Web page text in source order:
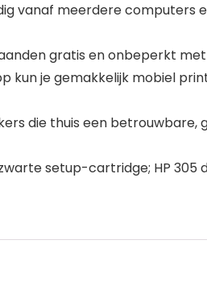
vanaf meerdere
gratis en onbeperkt
kun je gemakkelijk mobiel
die thuis een
zwarte setup-cartridge; HP